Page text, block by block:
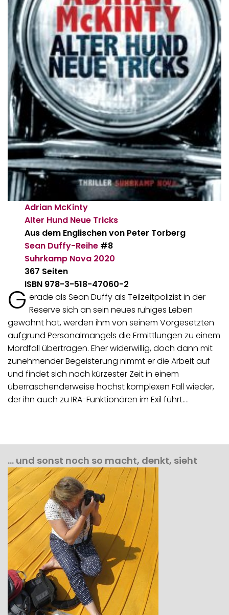
Adrian McKinty
Alter Hund Neue Tricks
Aus dem Englischen von Peter Torberg
Sean Duffy-Reihe #8
Suhrkamp Nova 2020
367 Seiten
ISBN 978-3-518-47060-2
G erade als Sean Duffy als Teilzeitpolizist in der
Reserve sich an sein neues ruhiges Leben
gewöhnt hat, werden ihm von seinem Vorgesetzten
aufgrund Personalmangels die Ermittlungen zu einem
Mordfall übertragen. Eher widerwillig, doch dann mit
zunehmender Begeisterung nimmt er die Arbeit auf
und findet sich nach kürzester Zeit in einem
überraschenderweise höchst komplexen Fall wieder,
der ihn auch zu IRA-Funktionären im Exil führt.…
… und sonst noch so macht, denkt, sieht